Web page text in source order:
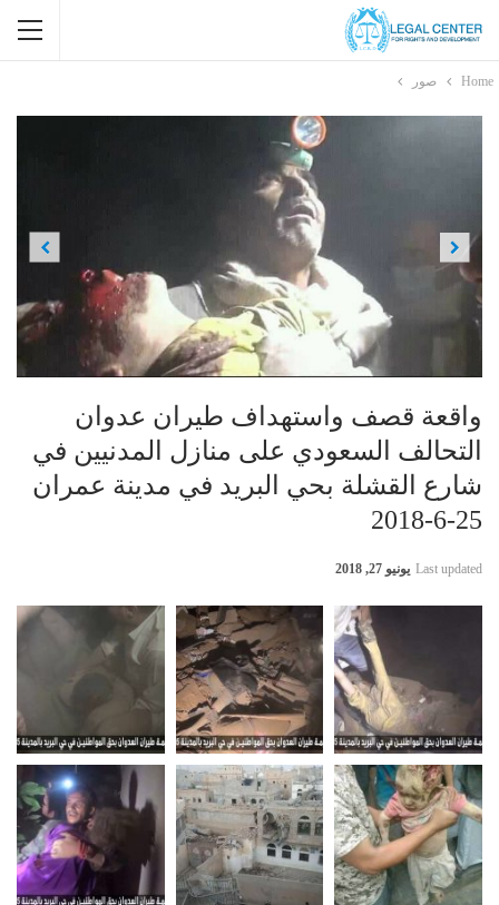
Home صور
Next
واقعة قصف واستهداف طيران عدوان
التحالف السعودي على منازل المدنيين في
شارع القشلة بحي البريد في مدينة عمران
25-6-2018
Last updated يونيو 27, 2018